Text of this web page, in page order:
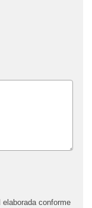
elaborada conforme